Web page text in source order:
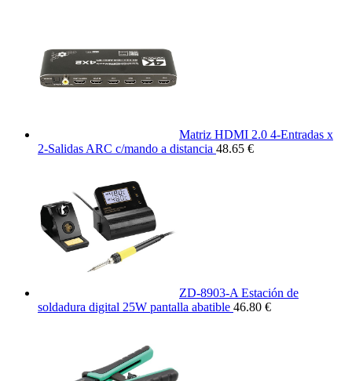
Matriz HDMI 2.0 4-Entradas x
2-Salidas ARC c/mando a distancia 48.65 €
ZD-8903-A Estación de
soldadura digital 25W pantalla abatible 46.80 €